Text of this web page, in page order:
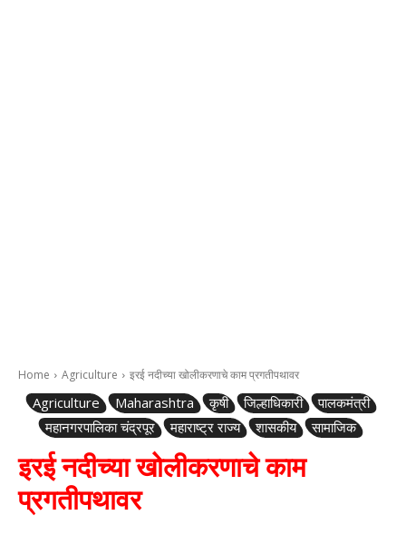
Home Agriculture इरई नदीच्या खोलीकरणाचे काम प्रगतीपथावर
Agriculture Maharashtra कृषी जिल्हाधिकारी
पालकमंत्री
महानगरपालिका चंद्रपूर
महाराष्ट्र राज्य शासकीय सामाजिक
इरई नदीच्या खोलीकरणाचे काम
प्रगतीपथावर